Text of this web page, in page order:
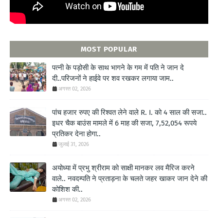
MOST POPULAR
पत्नी के पड़ोसी के साथ भागने के गम में पति ने जान दे
दी..परिजनों ने हाईवे पर शव रखकर लगाया जाम..
अगस्त 02, 2026
पांच हजार रुपए की रिश्वत लेने वाले R. I. को 4 साल की सजा..
इधर चैक बाउंस मामले में 6 माह की सजा, 7,52,054 रूपये
प्रतिकर देना होगा..
जुलाई 31, 2026
अयोध्या में प्रभु श्रीराम को साक्षी मानकर लव मैरिज करने
वाले.. नवदम्पति ने प्रताड़ना के चलते जहर खाकर जान देने की
कोशिश की..
अगस्त 02, 2026